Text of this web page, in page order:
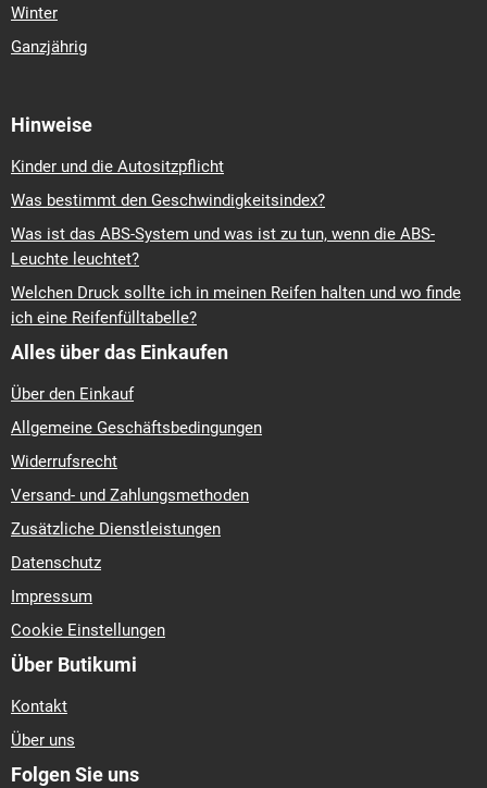
Winter
Ganzjährig
Hinweise
Kinder und die Autositzpflicht
Was bestimmt den Geschwindigkeitsindex?
Was ist das ABS-System und was ist zu tun, wenn die ABS-
Leuchte leuchtet?
Welchen Druck sollte ich in meinen Reifen halten und wo finde
ich eine Reifenfülltabelle?
Alles über das Einkaufen
Über den Einkauf
Allgemeine Geschäftsbedingungen
Widerrufsrecht
Versand- und Zahlungsmethoden
Zusätzliche Dienstleistungen
Datenschutz
Impressum
Cookie Einstellungen
Über Butikumi
Kontakt
Über uns
Folgen Sie uns